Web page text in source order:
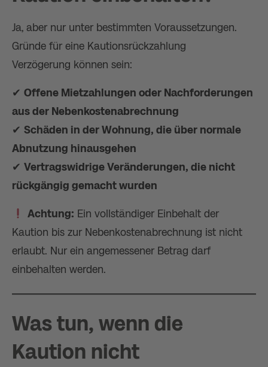
Ja, aber nur unter bestimmten Voraussetzungen.
Gründe für eine Kautionsrückzahlung
Verzögerung können sein:
✔ Offene Mietzahlungen oder Nachforderungen
aus der Nebenkostenabrechnung
✔ Schäden in der Wohnung, die über normale
Abnutzung hinausgehen
✔ Vertragswidrige Veränderungen, die nicht
rückgängig gemacht wurden
Achtung: Ein vollständiger Einbehalt der
Kaution bis zur Nebenkostenabrechnung ist nicht
erlaubt. Nur ein angemessener Betrag darf
einbehalten werden​.
Was tun, wenn die
Kaution nicht